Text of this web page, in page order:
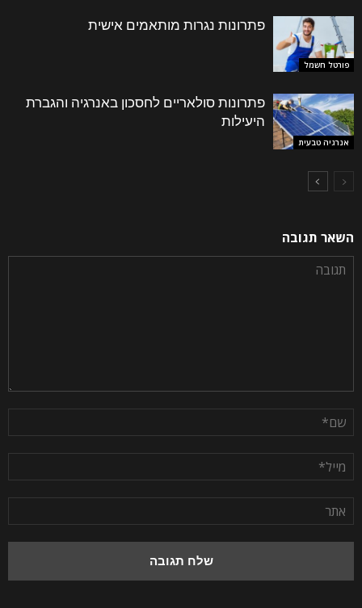
פורטל חשמל
פתרונות נגרות מותאמים אישית
אנרגיה טבעית
פתרונות סולאריים לחסכון באנרגיה והגברת
היעילות
השאר תגובה